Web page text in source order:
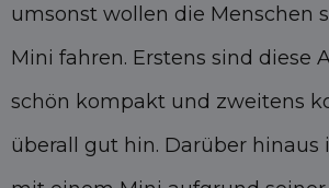
umsonst wollen die Menschen
Mini fahren. Erstens sind diese
schön kompakt und zweitens
überall gut hin. Darüber hinaus